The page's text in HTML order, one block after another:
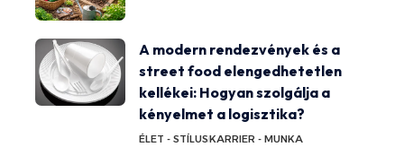
A modern rendezvények és a
street food elengedhetetlen
kellékei: Hogyan szolgálja a
kényelmet a logisztika?
ÉLET - STÍLUSKARRIER - MUNKA